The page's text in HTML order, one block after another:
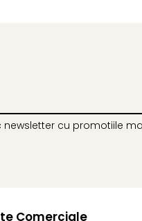
cu promotiile
Comerciale